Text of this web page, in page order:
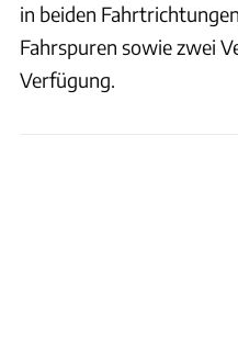
in beiden
Fahrspuren sowie zwei
Verfügung.